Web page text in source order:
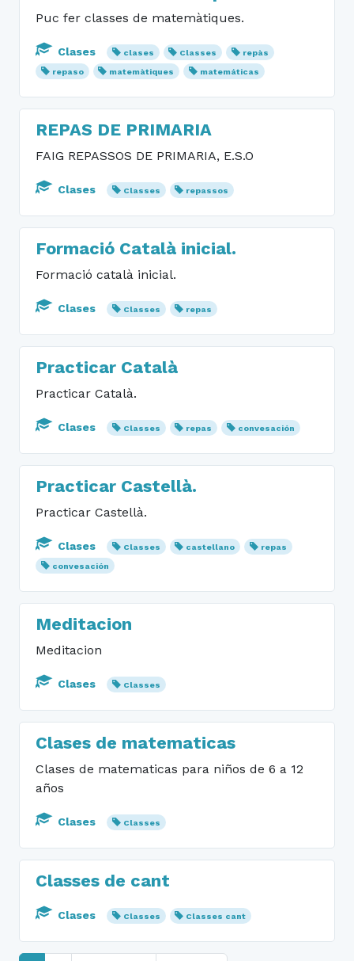
Puc fer classes de matemàtiques.
Clases clases Classes
repàs
repaso
matemàtiques matemáticas
REPAS DE PRIMARIA
FAIG REPASSOS DE PRIMARIA, E.S.O
Clases Classes repassos
Formació Català inicial.
Formació català inicial.
Clases Classes repas
Practicar Català
Practicar Català.
Clases Classes repas convesación
Practicar Castellà.
Practicar Castellà.
Clases Classes castellano
repas
convesación
Meditacion
Meditacion
Clases Classes
Clases de matematicas
Clases de matematicas para niños de 6 a 12
años
Clases Classes
Classes de cant
Clases Classes Classes cant